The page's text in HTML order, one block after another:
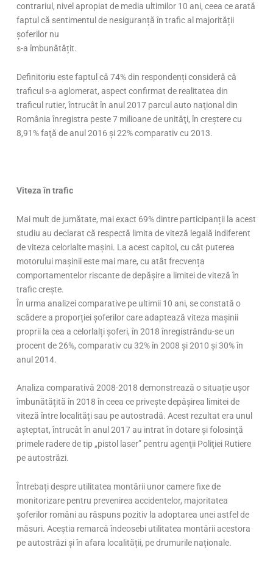
contrariul, nivel apropiat de media ultimilor 10 ani, ceea ce arată
faptul că sentimentul de nesiguranță în trafic al majorității
șoferilor nu
s-a îmbunătățit.
Definitoriu este faptul că 74% din respondenți consideră că
traficul s-a aglomerat, aspect confirmat de realitatea din
traficul rutier, întrucât în anul 2017 parcul auto naţional din
România înregistra peste 7 milioane de unităţi, în creştere cu
8,91% faţă de anul 2016 şi 22% comparativ cu 2013.
Viteza în trafic
Mai mult de jumătate, mai exact 69% dintre participanții la acest
studiu au declarat că respectă limita de viteză legală indiferent
de viteza celorlalte mașini. La acest capitol, cu cât puterea
motorului mașinii este mai mare, cu atât frecvența
comportamentelor riscante de depășire a limitei de viteză în
trafic crește.
În urma analizei comparative pe ultimii 10 ani, se constată o
scădere a proporției șoferilor care adaptează viteza mașinii
proprii la cea a celorlalți șoferi, în 2018 înregistrându-se un
procent de 26%, comparativ cu 32% în 2008 și 2010 și 30% în
anul 2014.
Analiza comparativă 2008-2018 demonstrează o situație ușor
îmbunătățită în 2018 în ceea ce privește depășirea limitei de
viteză între localități sau pe autostradă. Acest rezultat era unul
aşteptat, întrucât în anul 2017 au intrat în dotare şi folosinţă
primele radere de tip „pistol laser” pentru agenţii Poliţiei Rutiere
pe autostrăzi.
Întrebați despre utilitatea montării unor camere fixe de
monitorizare pentru prevenirea accidentelor, majoritatea
șoferilor români au răspuns pozitiv la adoptarea unei astfel de
măsuri. Aceștia remarcă îndeosebi utilitatea montării acestora
pe autostrăzi și în afara localității, pe drumurile naționale.